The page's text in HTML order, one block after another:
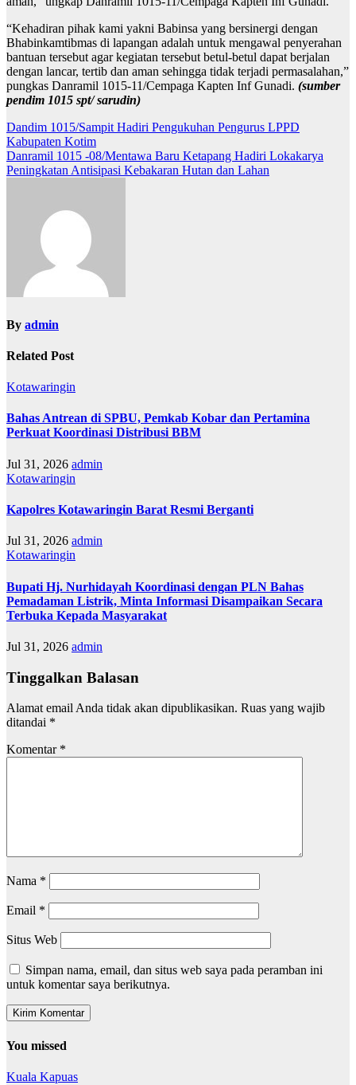
“Kehadiran pihak kami yakni Babinsa yang bersinergi dengan
Bhabinkamtibmas di lapangan adalah untuk mengawal penyerahan
bantuan tersebut agar kegiatan tersebut betul-betul dapat berjalan
dengan lancar, tertib dan aman sehingga tidak terjadi permasalahan,”
pungkas Danramil 1015-11/Cempaga Kapten Inf Gunadi. (sumber
pendim 1015 spt/ sarudin)
Navigasi
pos
Dandim 1015/Sampit Hadiri Pengukuhan Pengurus LPPD
Kabupaten Kotim
Danramil 1015 -08/Mentawa Baru Ketapang Hadiri Lokakarya
Peningkatan Antisipasi Kebakaran Hutan dan Lahan
By admin
Related Post
Kotawaringin
Bahas Antrean di SPBU, Pemkab Kobar dan Pertamina
Perkuat Koordinasi Distribusi BBM
Jul 31, 2026 admin
Kotawaringin
Kapolres Kotawaringin Barat Resmi Berganti
Jul 31, 2026 admin
Kotawaringin
Bupati Hj. Nurhidayah Koordinasi dengan PLN Bahas
Pemadaman Listrik, Minta Informasi Disampaikan Secara
Terbuka Kepada Masyarakat
Jul 31, 2026 admin
Tinggalkan Balasan
Alamat email Anda tidak akan dipublikasikan. Ruas yang wajib
ditandai *
Komentar *
Nama *
Email *
Situs Web
Simpan nama, email, dan situs web saya pada peramban ini
untuk komentar saya berikutnya.
You missed
Kuala Kapuas